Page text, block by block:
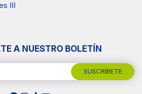
III
A NUESTRO BOLETÍN
SUSCRÍBETE